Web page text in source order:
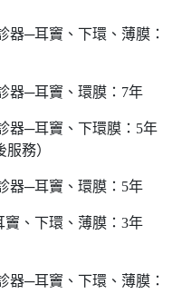
─耳竇、下環、薄膜：
器─耳竇、環膜：7年
器─耳竇、下環膜：5年
務）
器─耳竇、環膜：5年
、下環、薄膜：3年
─耳竇、下環、薄膜：